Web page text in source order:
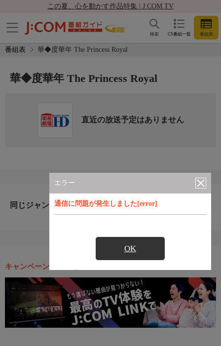
この夏、心を動かす作品特集 | J:COM TV
CS番組一覧 番組表
検索
番組表 華◆度華年 The Princess Royal
エラー
通信に問題が発生しました[error]
OK
華◆度華年 The Princess Royal
直近の放送予定はありません
同じジャンルのおすすめ番組
キャンペーン・お得な情報